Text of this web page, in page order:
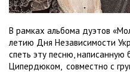
В рамках альбома дуэтов
летию Дня Независимости
спеть эту песню,
Ципердюком, совместно с